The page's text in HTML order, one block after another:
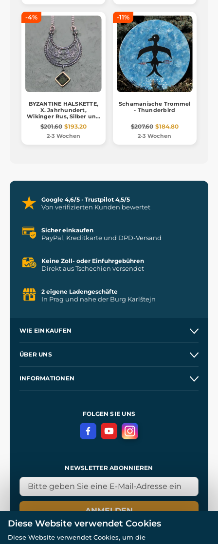
-4%
BYZANTINE HALSKETTE,
X. Jahrhundert,
Wikinger Rus, Silber und
MOLDAVITE
$201.60 $193.20
2-3 Wochen
-11%
Schamanische Trommel
- Thunderbird
$207.60 $184.80
2-3 Wochen
Google 4,6/5 · Trustpilot 4,5/5
Von verifizierten Kunden bewertet
Sicher einkaufen
PayPal, Kreditkarte und DPD-Versand
Keine Zoll- oder Einfuhrgebühren
Direkt aus Tschechien versendet
2 eigene Ladengeschäfte
In Prag und nahe der Burg Karlštejn
WIE EINKAUFEN
Kontakt
ÜBER UNS
INFORMATIONEN
DatenschutzerklärungFOLGEN SIE UNS
NEWSLETTER ABONNIEREN
ANMELDEN
Diese Website verwendet Cookies
Diese Website verwendet Cookies, um die